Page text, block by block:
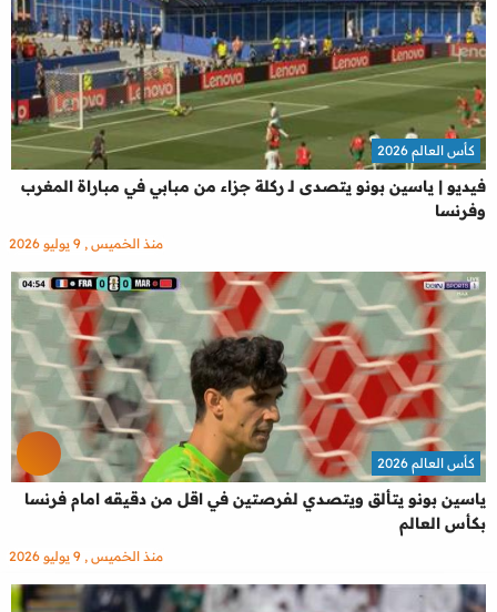
فيديو | ياسين بونو يتصدى لـ ركلة جزاء من مبابي في مباراة المغرب
وفرنسا
كأس العالم 2026
منذ الخميس , 9 يوليو 2026
ياسين بونو يتألق ويتصدي لفرصتين في اقل من دقيقه امام فرنسا
بكأس العالم
كأس العالم 2026
منذ الخميس , 9 يوليو 2026